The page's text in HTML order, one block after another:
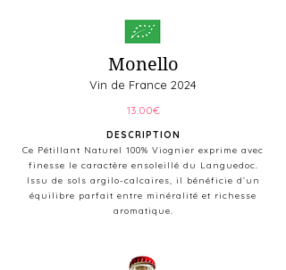
Monello
Vin de France 2024
13.00€
DESCRIPTION
Ce Pétillant Naturel 100% Viognier exprime avec
finesse le caractère ensoleillé du Languedoc.
Issu de sols argilo-calcaires, il bénéficie d’un
équilibre parfait entre minéralité et richesse
aromatique.